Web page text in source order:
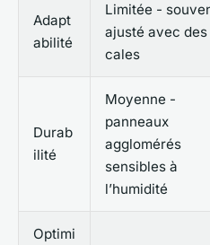
Adapt
abilité
Limitée -
ajusté avec des
cales
Durab
ilité
Moyenne -
panneaux
agglomérés
sensibles à
l’humidité
Optimi